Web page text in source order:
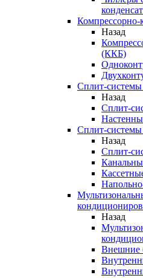
Назад
(ККБ)
Сплит-
Назад
Сплит-
Сплит-
Назад
Сплит-
Назад
Внешние